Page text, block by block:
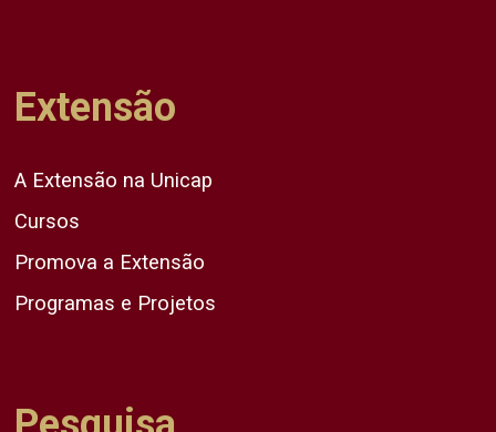
Extensão
A Extensão na Unicap
Cursos
Promova a Extensão
Programas e Projetos